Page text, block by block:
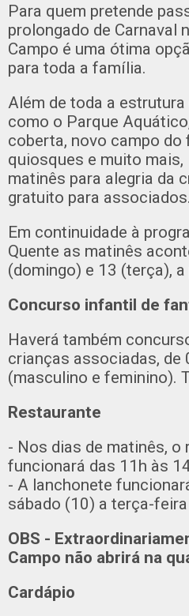
Para quem pretende
prolongado de Carnaval
Campo é uma ótima
para toda a família.
Além de toda a
como o Parque
coberta, novo campo do
quiosques e muito
matinês para alegria da
gratuito para associados.
Em continuidade à
Quente as matinês
(domingo) e 13 (terça),
Concurso infantil de
Haverá também
crianças associadas, de
(masculino e feminino).
Restaurante
- Nos dias de matinês, o
funcionará das 11h às
- A lanchonete
sábado (10) a terça-
OBS -
Campo não abrirá na
Cardápio